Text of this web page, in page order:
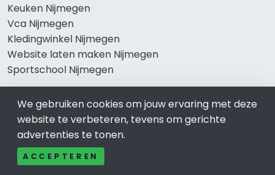
Keuken Nijmegen
Vca Nijmegen
Kledingwinkel Nijmegen
Website laten maken Nijmegen
Sportschool Nijmegen
Gewaardeerd
Auto-bedrijven Nijmegen
Auto huren-Autoverhuur Nijmegen
We gebruiken cookies om jouw ervaring met deze
website te verbeteren, tevens om gerichte
advertenties te tonen.
ACCEPTEREN